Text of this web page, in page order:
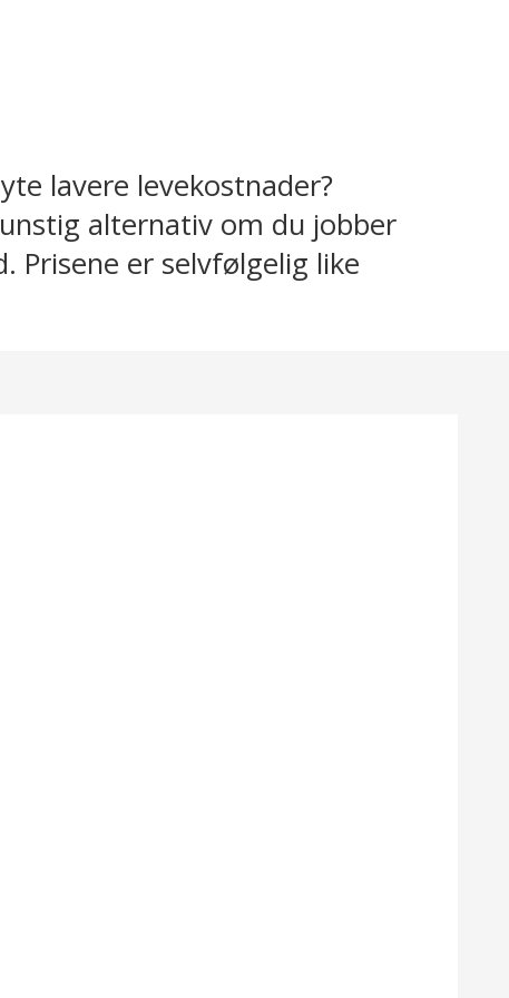
lavere levekostnader?
alternativ om du jobber
Prisene er selvfølgelig like